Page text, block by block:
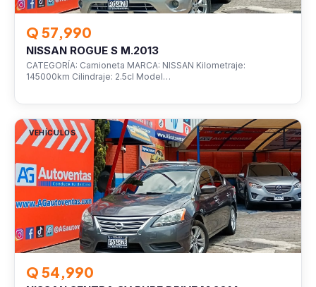
Q 57,990
NISSAN ROGUE S M.2013
CATEGORÍA: Camioneta MARCA: NISSAN Kilometraje:
145000km Cilindraje: 2.5cl Model…
VEHÍCULOS
Q 54,990